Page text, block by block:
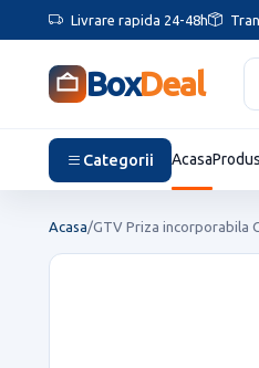
Livrare rapida 24-48h
BoxDeal
Categorii Acasa
Acasa/GTV Priza incorporabila